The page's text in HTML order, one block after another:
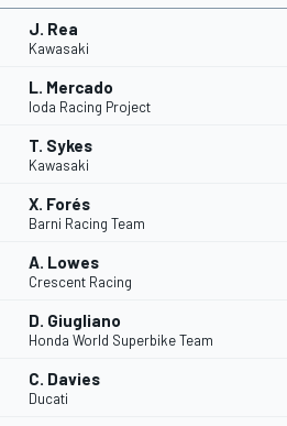
J. Rea
Kawasaki
L. Mercado
Ioda Racing Project
T. Sykes
Kawasaki
X. Forés
Barni Racing Team
A. Lowes
Crescent Racing
D. Giugliano
Honda World Superbike Team
C. Davies
Ducati